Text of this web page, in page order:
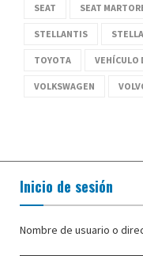
SEAT SEAT
STELLANTIS
TOYOTA VEHÍCULO
VOLKSWAGEN
Inicio de sesión
Nombre de usuario o